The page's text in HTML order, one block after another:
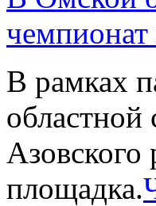
чемпионат
В рамках
областной
Азовского
площадка.